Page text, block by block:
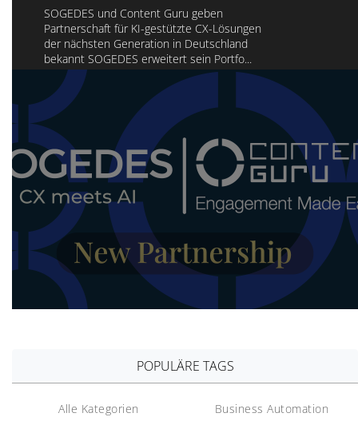
SOGEDES und Content Guru geben
Partnerschaft für KI-gestützte CX-Lösungen
der nächsten Generation in Deutschland
bekannt SOGEDES erweitert sein Portfo...
Mehr erfahren...
POPULÄRE TAGS
Alle Kategorien
Business Automation